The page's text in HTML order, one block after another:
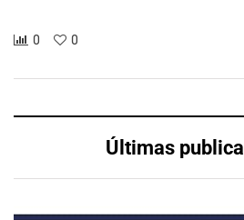
0 0
Últimas